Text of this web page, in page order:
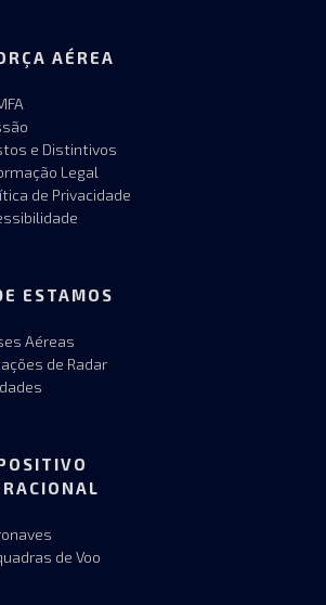
AÉREA
e Distintivos
Legal
de Privacidade
ESTAMOS
Aéreas
de Radar
de Voo